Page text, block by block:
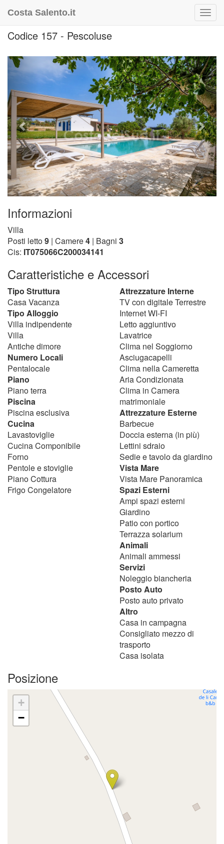
Costa Salento.it
Codice 157 - Pescoluse
Previous
Next
Informazioni
Villa
Posti letto9 | Camere4 | Bagni 3
Cis: IT075066C200034141
Caratteristiche e Accessori
Tipo Struttura
Casa Vacanza
Tipo Alloggio
Villa indipendente
Villa
Antiche dimore
Numero Locali
Pentalocale
Piano
Piano terra
Piscina
Piscina esclusiva
Cucina
Lavastoviglie
Cucina Componibile
Forno
Pentole e stoviglie
Piano Cottura
Frigo Congelatore
Attrezzature Interne
TV con digitale Terrestre
Internet WI-FI
Letto aggiuntivo
Lavatrice
Clima nel Soggiorno
Asciugacapelli
Clima nella Cameretta
Aria Condizionata
Clima in Camera
matrimoniale
Attrezzature Esterne
Barbecue
Doccia esterna (in più)
Lettini sdraio
Sedie e tavolo da giardino
Vista Mare
Vista Mare Panoramica
Spazi Esterni
Ampi spazi esterni
Giardino
Patio con portico
Terrazza solarium
Animali
Animali ammessi
Servizi
Noleggio biancheria
Posto Auto
Posto auto privato
Altro
Casa in campagna
Consigliato mezzo di
trasporto
Casa isolata
Posizione
+
−